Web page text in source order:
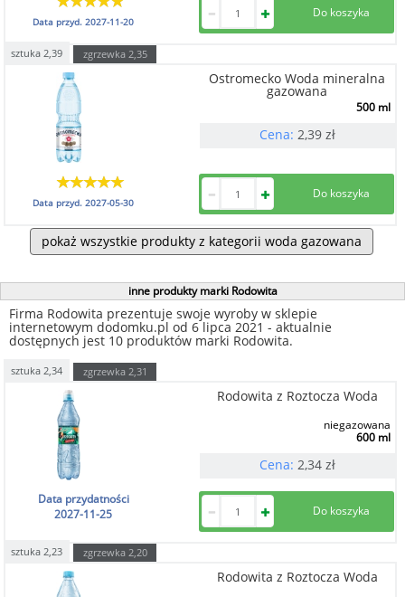
Data przyd.2027-11-20
sztuka 2,39 zgrzewka 2,35
Ostromecko Woda mineralna
gazowana
500 ml
Cena: 2,39 zł
Data przyd.2027-05-30
pokaż wszystkie produkty z kategorii woda gazowana
inne produkty marki Rodowita
Firma Rodowita prezentuje swoje wyroby w sklepie
internetowym dodomku.pl od 6 lipca 2021 - aktualnie
dostępnych jest 10 produktów marki Rodowita.
sztuka 2,34 zgrzewka 2,31
Rodowita z Roztocza Woda
niegazowana
600 ml
Cena: 2,34 zł
Data przydatności
2027-11-25
sztuka 2,23 zgrzewka 2,20
Rodowita z Roztocza Woda